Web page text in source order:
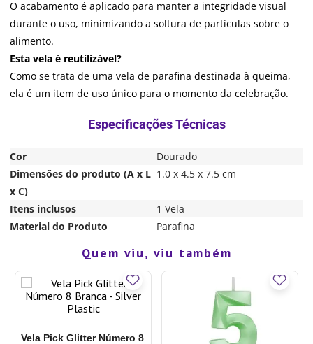
O acabamento é aplicado para manter a integridade visual
durante o uso, minimizando a soltura de partículas sobre o
alimento.
Esta vela é reutilizável?
Como se trata de uma vela de parafina destinada à queima,
ela é um item de uso único para o momento da celebração.
Cor
Dourado
Dimensões do produto (A x L
x C)
1.0 x 4.5 x 7.5 cm
Itens inclusos
1 Vela
Material do Produto
Parafina
Quem viu, viu também
Vela Pick Glitter Número 8